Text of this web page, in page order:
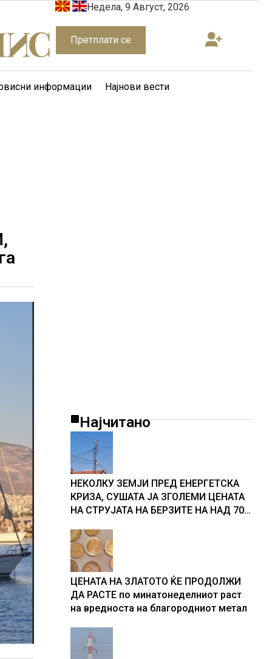
Недела, 9 Август, 2026
Претплати се
информации Најнови вести
Најчитано
НЕКОЛКУ ЗЕМЈИ ПРЕД ЕНЕРГЕТСКА
КРИЗА, СУШАТА ЈА ЗГОЛЕМИ ЦЕНАТА
НА СТРУЈАТА НА БЕРЗИТЕ НА НАД 700
ЦЕНАТА НА ЗЛАТОТО ЌЕ ПРОДОЛЖИ
ДА РАСТЕ по минатонеделниот раст
на вредноста на благородниот метал